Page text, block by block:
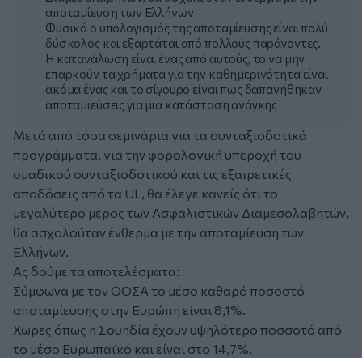
αποταμίευση των Ελλήνων
Φυσικά ο υπολογισμός της αποταμίευσης είναι πολύ
δύσκολος και εξαρτάται από πολλούς παράγοντες.
Η κατανάλωση είναι ένας από αυτούς, το να μην
επαρκούν τα χρήματα για την καθημερινότητα είναι
ακόμα ένας και το σίγουρο είναι πως δαπανήθηκαν
αποταμιεύσεις για μια κατάσταση ανάγκης
Μετά από τόσα σεμινάρια για τα συνταξιοδοτικά
προγράμματα, για την φορολογική υπεροχή του
ομαδικού συνταξιοδοτικού και τις εξαιρετικές
αποδόσεις από τα UL, θα έλεγε κανείς ότι το
μεγαλύτερο μέρος των Ασφαλιστικών Διαμεσολαβητών,
θα ασχολούταν ένθερμα με την αποταμίευση των
Ελλήνων.
Ας δούμε τα αποτελέσματα:
Σύμφωνα με τον ΟΟΣΑ το μέσο καθαρό ποσοστό
αποταμίευσης στην Ευρώπη είναι 8,1%.
Χώρες όπως η Σουηδία έχουν υψηλότερο ποσσοτό από
το μέσο Ευρωπαϊκό και είναι στο 14,7%.